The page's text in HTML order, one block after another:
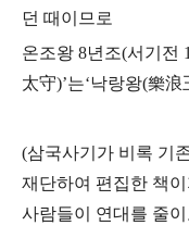
던 때이므로
온조왕 8년조(서기전
太守)’는‘낙랑왕(樂
(삼국사기가 비록 기
재단하여 편집한 책
사람들이 연대를 줄이